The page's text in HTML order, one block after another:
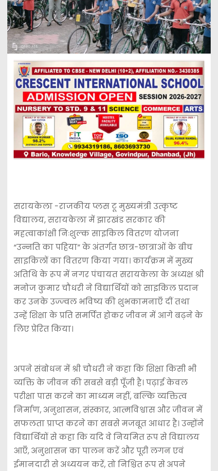
सरायकेला -राजकीय प्लस टू मुख्यमंत्री उत्कृष्ट
विद्यालय, सरायकेला में झारखंड सरकार की
महत्वाकांक्षी निःशुल्क साइकिल वितरण योजना
“उन्नति का पहिया” के अंतर्गत छात्र-छात्राओं के बीच
साइकिलों का वितरण किया गया। कार्यक्रम में मुख्य
अतिथि के रूप में नगर पंचायत सरायकेला के अध्यक्ष श्री
मनोज कुमार चौधरी ने विद्यार्थियों को साइकिल प्रदान
कर उनके उज्ज्वल भविष्य की शुभकामनाएँ दीं तथा
उन्हें शिक्षा के प्रति समर्पित होकर जीवन में आगे बढ़ने के
लिए प्रेरित किया।
अपने संबोधन में श्री चौधरी ने कहा कि शिक्षा किसी भी
व्यक्ति के जीवन की सबसे बड़ी पूँजी है। पढ़ाई केवल
परीक्षा पास करने का माध्यम नहीं, बल्कि व्यक्तित्व
निर्माण, अनुशासन, संस्कार, आत्मविश्वास और जीवन में
सफलता प्राप्त करने का सबसे मजबूत आधार है। उन्होंने
विद्यार्थियों से कहा कि यदि वे नियमित रूप से विद्यालय
आएँ, अनुशासन का पालन करें और पूरी लगन एवं
ईमानदारी से अध्ययन करें, तो निश्चित रूप से अपने